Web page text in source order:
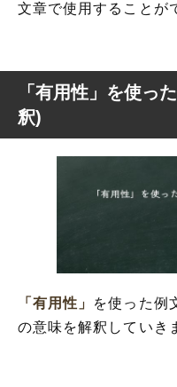
文章で使用することが
「有用性」を使っ
釈)
「有用性」 を使った例
の意味を解釈していき